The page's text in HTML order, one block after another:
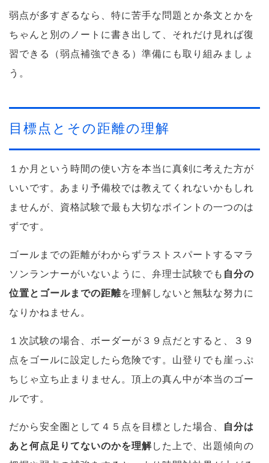
弱点が多すぎるなら、特に苦手な問題とか条文とかを
ちゃんと別のノートに書き出して、それだけ見れば復
習できる（弱点補強できる）準備にも取り組みましょ
う。
目標点とその距離の理解
１か月という時間の使い方を本当に真剣に考えた方が
いいです。あまり予備校では教えてくれないかもしれ
ませんが、資格試験で最も大切なポイントの一つのは
ずです。
ゴールまでの距離がわからずラストスパートするマラ
ソンランナーがいないように、弁理士試験でも 自分の
位置とゴールまでの距離を理解しないと無駄な努力に
なりかねません。
１次試験の場合、ボーダーが３９点だとすると、３９
点をゴールに設定したら危険です。山登りでも崖っぷ
ちじゃ立ち止まりません。頂上の真ん中が本当のゴー
ルです。
だから安全圏として４５点を目標とした場合、
自分は
あと何点足りてないのかを理解した上で、出題傾向の